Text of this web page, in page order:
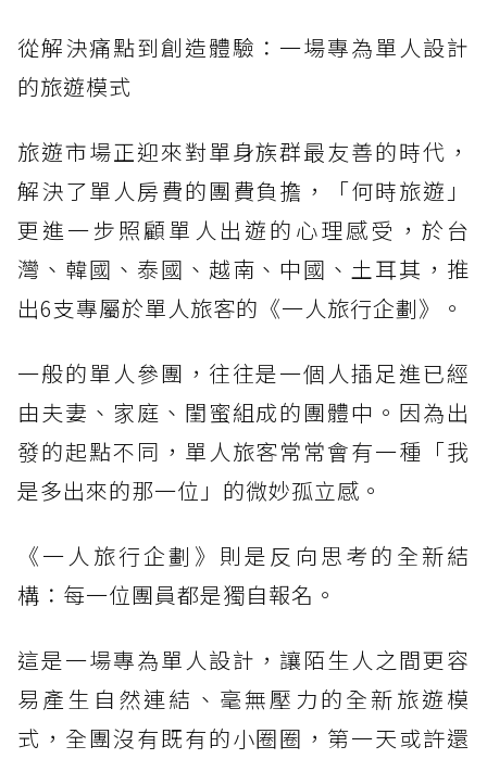
從解決痛點到創造體驗：一場專為單人設計
的旅遊模式
旅遊市場正迎來對單身族群最友善的時代，
解決了單人房費的團費負擔，「何時旅遊」
更進一步照顧單人出遊的心理感受，於台
灣、韓國、泰國、越南、中國、土耳其，推
出6支專屬於單人旅客的《一人旅行企劃》。
一般的單人參團，往往是一個人插足進已經
由夫妻、家庭、閨蜜組成的團體中。因為出
發的起點不同，單人旅客常常會有一種「我
是多出來的那一位」的微妙孤立感。
《一人旅行企劃》則是反向思考的全新結
構：每一位團員都是獨自報名。
這是一場專為單人設計，讓陌生人之間更容
易產生自然連結、毫無壓力的全新旅遊模
式，全團沒有既有的小圈圈，第一天或許還